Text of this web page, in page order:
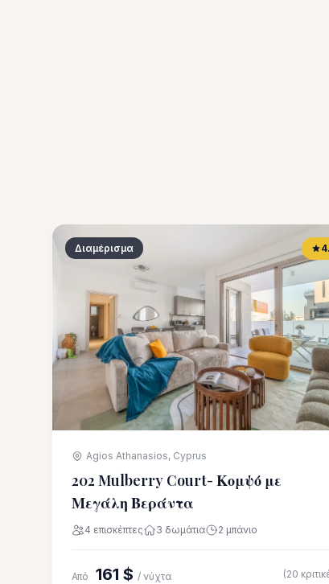
Διαμέρισμα
Agios Athanasios, Cyprus
202 Mulberry Court- Κομψό με
Μεγάλη Βεράντα
4 επισκέπτες 3 δωμάτια 2 μπάνιο
Από 161 $ / νύχτα (20